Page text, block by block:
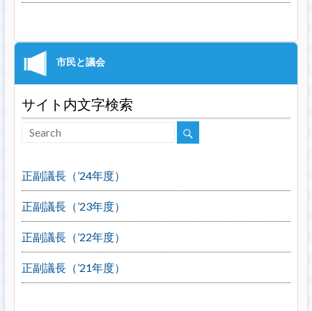
サイト内文字検索
正副議長（’24年度）
正副議長（’23年度）
正副議長（’22年度）
正副議長（’21年度）